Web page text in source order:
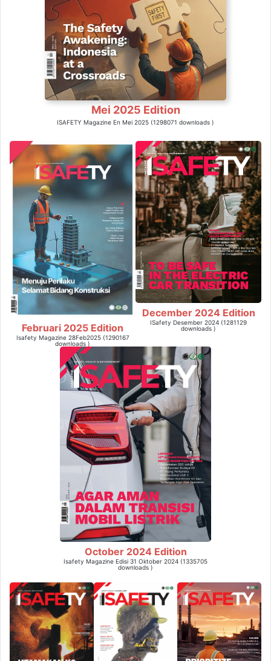
Mei 2025 Edition
ISAFETY Magazine En Mei 2025 (1298071 downloads )
Februari 2025 Edition
Isafety Magazine 28Feb2025 (1290167
downloads )
December 2024 Edition
ISafety Desember 2024 (1281129
downloads )
October 2024 Edition
Isafety Magazine Edisi 31 Oktober 2024 (1335705
downloads )